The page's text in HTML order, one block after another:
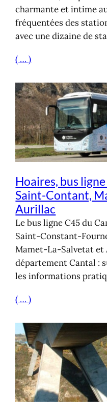
charmante et intime
fréquentées des
avec une dizaine de
( … )
Hoaires, bus
Saint-Contant,
Aurillac
Le bus ligne C45 du
Saint-Constant-
Mamet-La-Salvetat et
département Cantal :
les informations
( … )